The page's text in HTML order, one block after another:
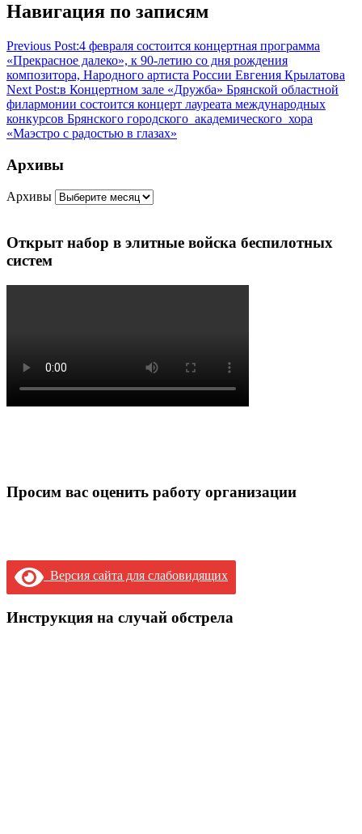
Навигация по записям
Previous Post:4 февраля состоится концертная программа
«Прекрасное далеко», к 90-летию со дня рождения
композитора, Народного артиста России Евгения Крылатова
Next Post:в Концертном зале «Дружба» Брянской областной
филармонии состоится концерт лауреата международных
конкурсов Брянского городского академического хора
«Маэстро с радостью в глазах»
Архивы
Архивы
Открыт набор в элитные войска беспилотных
систем
Просим вас оценить работу организации
Версия сайта для слабовидящих
Инструкция на случай обстрела